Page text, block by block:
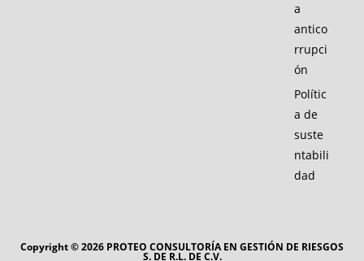
a
antico
rrupci
ón
Polític
a de
suste
ntabili
dad
Copyright © 2026 PROTEO CONSULTORÍA EN GESTIÓN DE RIESGOS
S. DE R.L. DE C.V.